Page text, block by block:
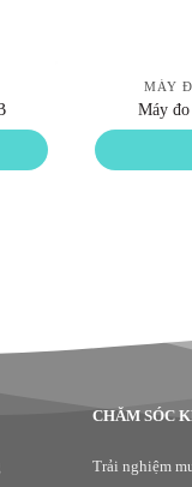
MÁY
Máy
CHĂM SÓC
Trải nghiệm